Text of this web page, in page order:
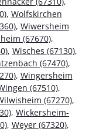
, Wolfskirchen
, Wiwersheim
(67670),
, Wisches (67130),
(67470),
, Wingersheim
(67510),
(67270),
, Wickersheim-
, Weyer (67320),